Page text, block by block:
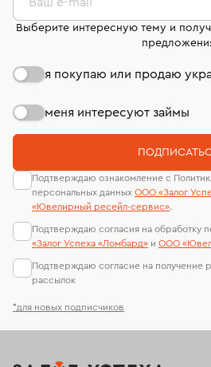
*для новых подписчиков
Выберите интересную тему и
я покупаю или продаю
меня интересуют займы
Подтверждаю ознакомление с
персональных данных ООО «Залог
«Ювелирный ресейл-сервиc».
Подтверждаю согласия на обработку
«Залог Успеха «Ломбард» и ООО
Подтверждаю согласие на получение
рассылок